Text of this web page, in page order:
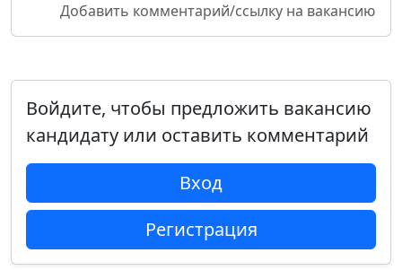
Добавить комментарий/ссылку на вакансию
Войдите, чтобы предложить вакансию
кандидату или оставить комментарий
Вход
Регистрация